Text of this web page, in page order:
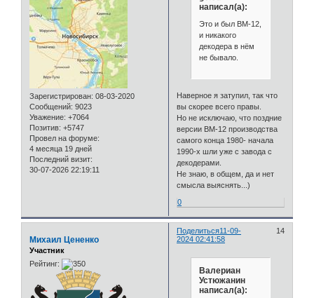
Зарегистрирован: 08-03-2020
Сообщений: 9023
Уважение: +7064
Позитив: +5747
Провел на форуме:
4 месяца 19 дней
Последний визит:
30-07-2026 22:19:11
написал(а):
Это и был ВМ-12,
и никакого
декодера в нём
не бывало.
Наверное я затупил, так что
вы скорее всего правы.
Но не исключаю, что поздние
версии ВМ-12 производства
самого конца 1980- начала
1990-х шли уже с завода с
декодерами.
Не знаю, в общем, да и нет
смысла выяснять...)
0
Поделиться 14
11-09-
2024 02:41:58
Михаил Цененко
Участник
Рейтинг:
Валериан
Устюжанин
написал(а):